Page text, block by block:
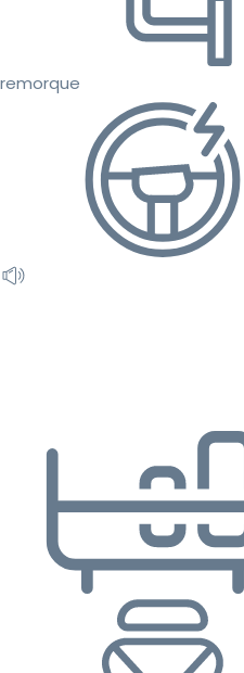
remorque